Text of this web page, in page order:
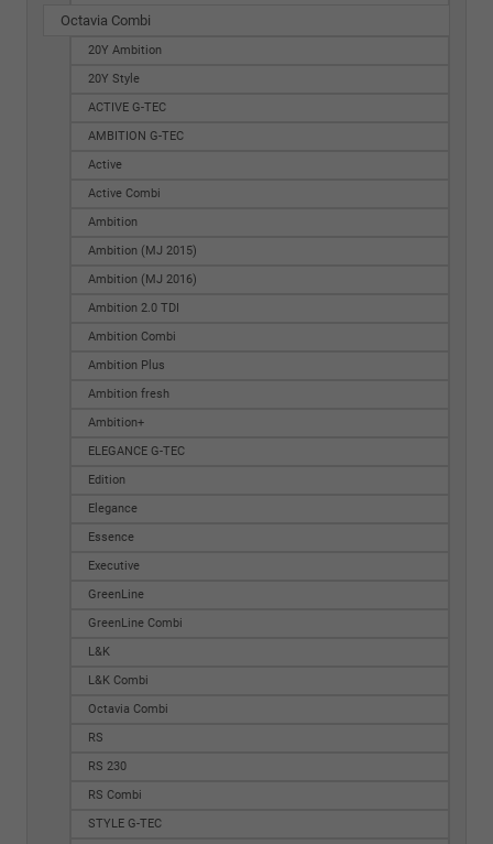
Octavia Combi
20Y Ambition
20Y Style
ACTIVE G-TEC
AMBITION G-TEC
Active
Active Combi
Ambition
Ambition (MJ 2015)
Ambition (MJ 2016)
Ambition 2.0 TDI
Ambition Combi
Ambition Plus
Ambition fresh
Ambition+
ELEGANCE G-TEC
Edition
Elegance
Essence
Executive
GreenLine
GreenLine Combi
L&K
L&K Combi
Octavia Combi
RS
RS 230
RS Combi
STYLE G-TEC